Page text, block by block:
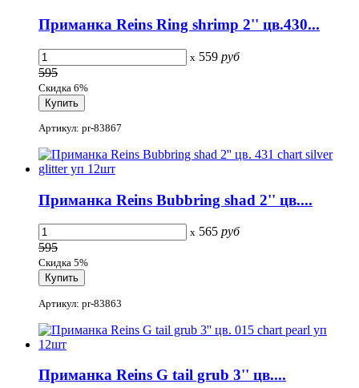
Приманка Reins Ring shrimp 2'' цв.430...
x 559 руб
595
Скидка 6%
Артикул: pr-83867
Приманка Reins Bubbring shad 2'' цв....
x 565 руб
595
Скидка 5%
Артикул: pr-83863
Приманка Reins G tail grub 3'' цв....